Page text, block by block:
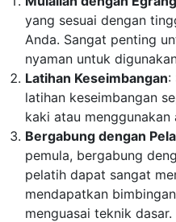
yang sesuai dengan
Anda. Sangat penting
nyaman untuk
Latihan Keseimbangan:
latihan keseimbangan
kaki atau
Bergabung dengan
pemula, bergabung
pelatih dapat sangat
mendapatkan
menguasai teknik dasar.